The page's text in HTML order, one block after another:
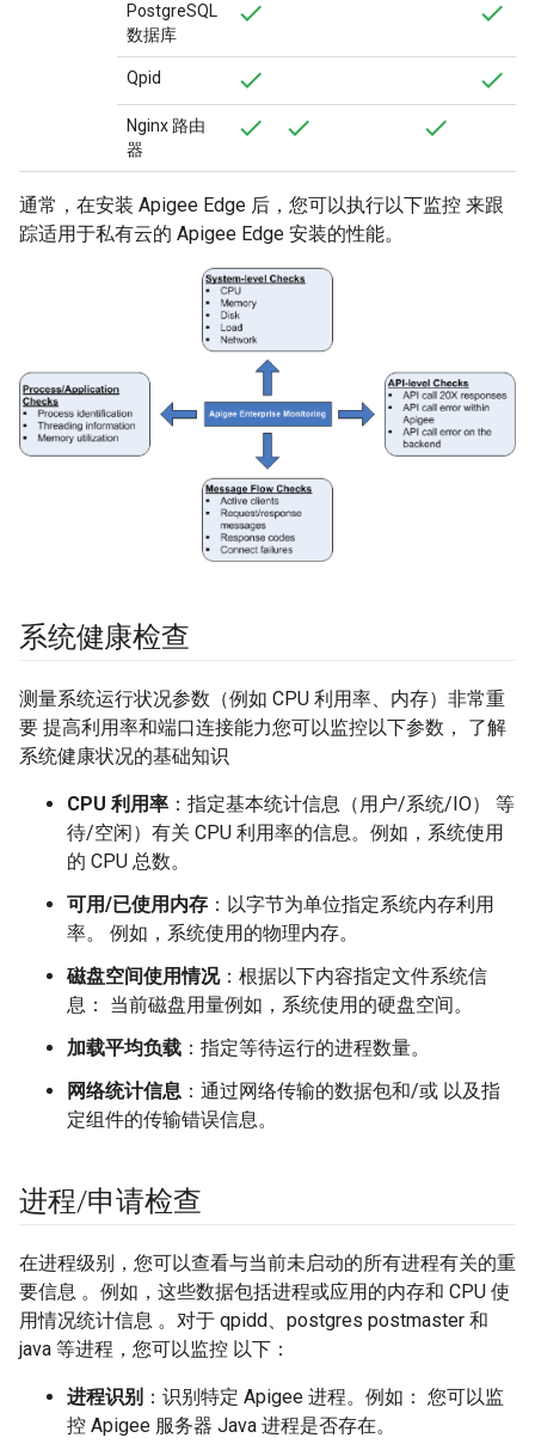
PostgreSQL
数据库
Qpid
Nginx 路由
器
通常，在安装 Apigee Edge 后，您可以执行以下监控 来跟
踪适用于私有云的 Apigee Edge 安装的性能。
系统健康检查
测量系统运行状况参数（例如 CPU 利用率、内存）非常重
要 提高利用率和端口连接能力您可以监控以下参数， 了解
系统健康状况的基础知识
CPU 利用率 ：指定基本统计信息（用户/系统/IO） 等
待/空闲）有关 CPU 利用率的信息。例如，系统使用
的 CPU 总数。
可用/已使用内存 ：以字节为单位指定系统内存利用
率。 例如，系统使用的物理内存。
磁盘空间使用情况：根据以下内容指定文件系统信
息： 当前磁盘用量例如，系统使用的硬盘空间。
加载平均负载 ：指定等待运行的进程数量。
网络统计信息 ：通过网络传输的数据包和/或 以及指
定组件的传输错误信息。
进程/申请检查
在进程级别，您可以查看与当前未启动的所有进程有关的重
要信息 。例如，这些数据包括进程或应用的内存和 CPU 使
用情况统计信息 。对于 qpidd、postgres postmaster 和
java 等进程，您可以监控 以下：
进程识别 ：识别特定 Apigee 进程。例如： 您可以监
控 Apigee 服务器 Java 进程是否存在。